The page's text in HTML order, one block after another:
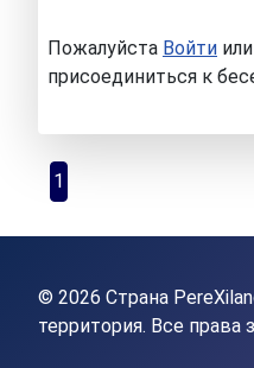
Пожалуйста Войти или
присоединиться к
1
© 2026 Страна
территория. Все